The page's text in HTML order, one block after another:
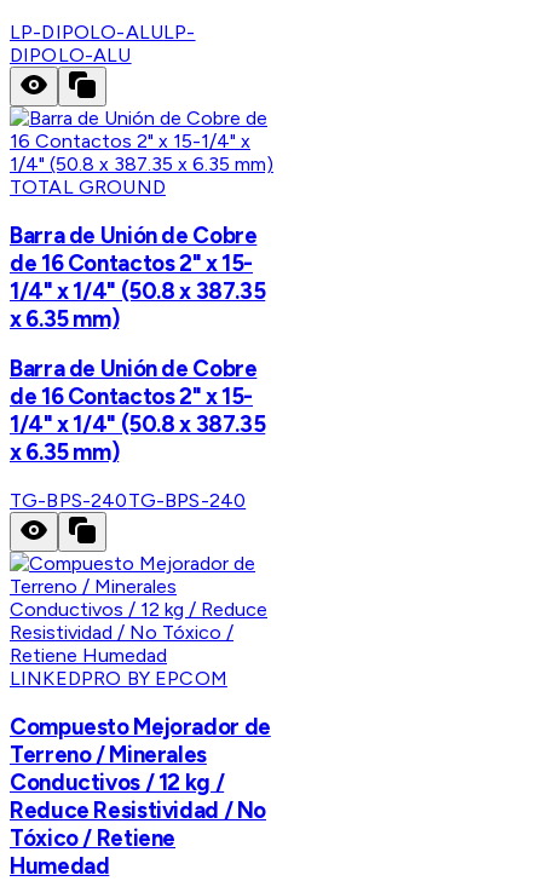
LP-DIPOLO-ALULP-
DIPOLO-ALU
TOTAL GROUND
Barra de Unión de Cobre
de 16 Contactos 2" x 15-
1/4" x 1/4" (50.8 x 387.35
x 6.35 mm)
Barra de Unión de Cobre
de 16 Contactos 2" x 15-
1/4" x 1/4" (50.8 x 387.35
x 6.35 mm)
TG-BPS-240TG-BPS-240
LINKEDPRO BY EPCOM
Compuesto Mejorador de
Terreno / Minerales
Conductivos / 12 kg /
Reduce Resistividad / No
Tóxico / Retiene
Humedad